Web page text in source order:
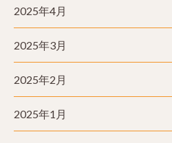
2025年4月
2025年3月
2025年2月
2025年1月